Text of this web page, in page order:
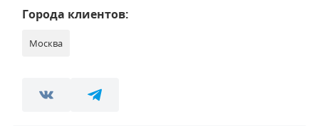
Города клиентов:
Москва